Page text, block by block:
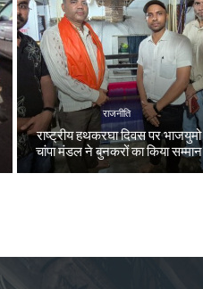
राजनीति
राष्ट्रीय हथकरघा दिवस पर भाजयुमो
चांपा मंडल ने बुनकरों का किया सम्मान